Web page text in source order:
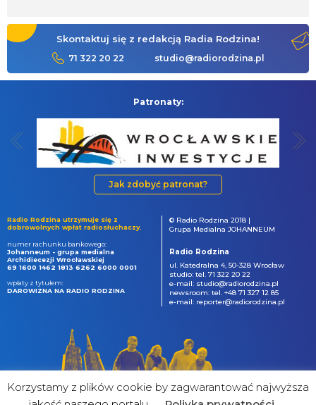
Skontaktuj się z redakcją Radia Rodzina!
71 322 20 22 studio@radiorodzina.pl
Patronaty:
Jak zdobyć patronat?
Radio Rodzina utrzymuje się z
dobrowolnych wpłat radiosłuchaczy.
numer rachunku bankowego:
Johanneum - grupa medialna
Archidiecezji Wrocławskiej
69 1600 1462 1813 6262 6000 0001
wpłaty z tytułem:
DAROWIZNA NA RADIO RODZINA
© Radio Rodzina 2018 |
Grupa Medialna JOHANNEUM
Radio Rodzina
ul. Katedralna 4, 50-328 Wrocław
studio: tel. 71 322 20 22
e-mail: studio@radiorodzina.pl
newsroom: tel. +48 71 327 12 85
e-mail: reporter@radiorodzina.pl
Korzystamy z plików cookie by zagwarantować najwyższa